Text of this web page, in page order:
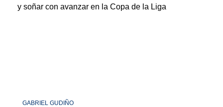
GABRIEL GUDIÑO